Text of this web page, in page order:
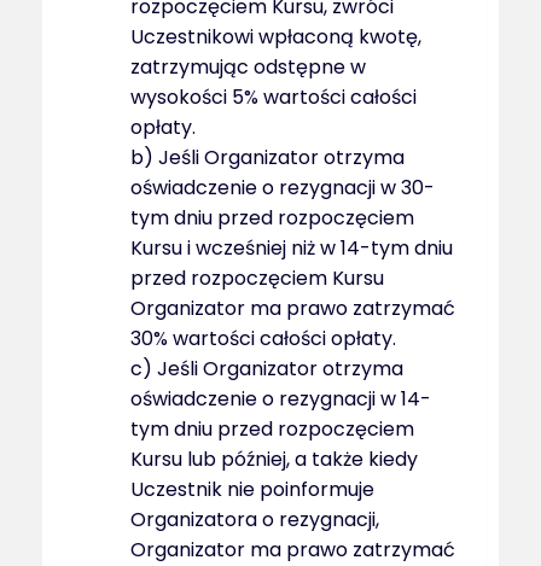
rozpoczęciem Kursu, zwróci
Uczestnikowi wpłaconą kwotę,
zatrzymując odstępne w
wysokości 5% wartości całości
opłaty.
b) Jeśli Organizator otrzyma
oświadczenie o rezygnacji w 30-
tym dniu przed rozpoczęciem
Kursu i wcześniej niż w 14-tym dniu
przed rozpoczęciem Kursu
Organizator ma prawo zatrzymać
30% wartości całości opłaty.
c) Jeśli Organizator otrzyma
oświadczenie o rezygnacji w 14-
tym dniu przed rozpoczęciem
Kursu lub później, a także kiedy
Uczestnik nie poinformuje
Organizatora o rezygnacji,
Organizator ma prawo zatrzymać